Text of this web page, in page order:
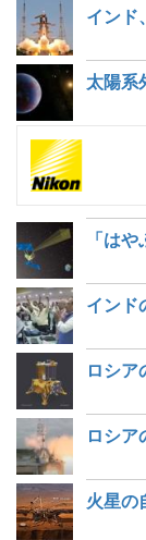
インド
太陽系
ロシ
ロシ
火星の